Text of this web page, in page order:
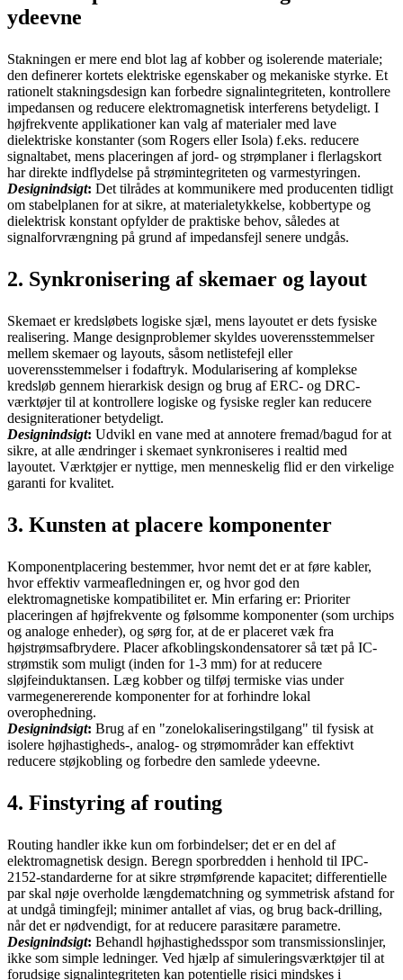
ydeevne
Stakningen er mere end blot lag af kobber og isolerende materiale;
den definerer kortets elektriske egenskaber og mekaniske styrke. Et
rationelt stakningsdesign kan forbedre signalintegriteten, kontrollere
impedansen og reducere elektromagnetisk interferens betydeligt. I
højfrekvente applikationer kan valg af materialer med lave
dielektriske konstanter (som Rogers eller Isola) f.eks. reducere
signaltabet, mens placeringen af jord- og strømplaner i flerlagskort
har direkte indflydelse på strømintegriteten og varmestyringen.
Designindsigt: Det tilrådes at kommunikere med producenten tidligt
om stabelplanen for at sikre, at materialetykkelse, kobbertype og
dielektrisk konstant opfylder de praktiske behov, således at
signalforvrængning på grund af impedansfejl senere undgås.
2. Synkronisering af skemaer og layout
Skemaet er kredsløbets logiske sjæl, mens layoutet er dets fysiske
realisering. Mange designproblemer skyldes uoverensstemmelser
mellem skemaer og layouts, såsom netlistefejl eller
uoverensstemmelser i fodaftryk. Modularisering af komplekse
kredsløb gennem hierarkisk design og brug af ERC- og DRC-
værktøjer til at kontrollere logiske og fysiske regler kan reducere
designiterationer betydeligt.
Designindsigt: Udvikl en vane med at annotere fremad/bagud for at
sikre, at alle ændringer i skemaet synkroniseres i realtid med
layoutet. Værktøjer er nyttige, men menneskelig flid er den virkelige
garanti for kvalitet.
3. Kunsten at placere komponenter
Komponentplacering bestemmer, hvor nemt det er at føre kabler,
hvor effektiv varmeafledningen er, og hvor god den
elektromagnetiske kompatibilitet er. Min erfaring er: Prioriter
placeringen af højfrekvente og følsomme komponenter (som urchips
og analoge enheder), og sørg for, at de er placeret væk fra
højstrømsafbrydere. Placer afkoblingskondensatorer så tæt på IC-
strømstik som muligt (inden for 1-3 mm) for at reducere
sløjfeinduktansen. Læg kobber og tilføj termiske vias under
varmegenererende komponenter for at forhindre lokal
overophedning.
Designindsigt: Brug af en "zonelokaliseringstilgang" til fysisk at
isolere højhastigheds-, analog- og strømområder kan effektivt
reducere støjkobling og forbedre den samlede ydeevne.
4. Finstyring af routing
Routing handler ikke kun om forbindelser; det er en del af
elektromagnetisk design. Beregn sporbredden i henhold til IPC-
2152-standarderne for at sikre strømførende kapacitet; differentielle
par skal nøje overholde længdematchning og symmetrisk afstand for
at undgå timingfejl; minimer antallet af vias, og brug back-drilling,
når det er nødvendigt, for at reducere parasitære parametre.
Designindsigt: Behandl højhastighedsspor som transmissionslinjer,
ikke som simple ledninger. Ved hjælp af simuleringsværktøjer til at
forudsige signalintegriteten kan potentielle risici mindskes i